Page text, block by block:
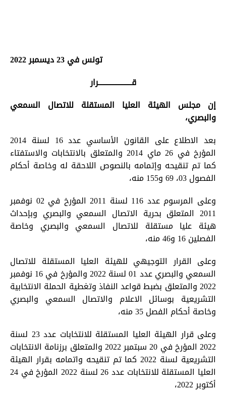
تونس في 23 ديسمبر2022
قــــــــــــــــــــــرار
إن مجلس الهيئة العليا المستقلة للاتصال السمعي
والبصري،
بعد الاطلاع على القانون الأساسي عدد 16 لسنة 2014
المؤرخ في 26 ماي 2014 والمتعلق بالانتخابات والاستفتاء
كما تم تنقيحه وإتمامه بالنصوص اللاحقة له وخاصة أحكام
الفصول 03، 69 و155 منه،
وعلى المرسوم عدد 116 لسنة 2011 المؤرخ في 02 نوفمبر
2011 المتعلق بحرية الاتصال السمعي والبصري وبإحداث
هيئة عليا مستقلة للاتصال السمعي والبصري وخاصة
الفصلين 16 و46 منه،
وعلى القرار التوجيهي للهيئة العليا المستقلة للاتصال
السمعي والبصري عدد 01 لسنة 2022 والمؤرخ في 16 نوفمبر
2022 والمتعلق بضبط قواعد النفاذ وتغطية الحملة الانتخابية
التشريعية بوسائل الاعلام والاتصال السمعي والبصري
وخاصة أحكام الفصل 35 منه،
وعلى قرار الهيئة العليا المستقلة للانتخابات عدد 23 لسنة
2022 المؤرخ في 20 سبتمبر 2022 والمتعلق برزنامة الانتخابات
التشريعية لسنة 2022 كما تم تنقيحه واتمامه بقرار الهيئة
العليا المستقلة للانتخابات عدد 26 لسنة 2022 المؤرخ في 24
أكتوبر 2022،